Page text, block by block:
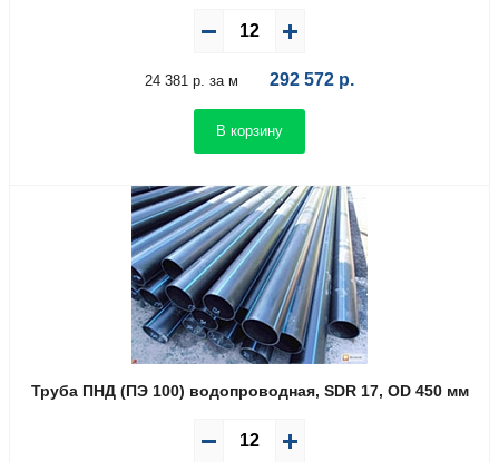
24 381 р. за м 292 572 р.
В корзину
Труба ПНД (ПЭ 100) водопроводная, SDR 17, OD 450 мм